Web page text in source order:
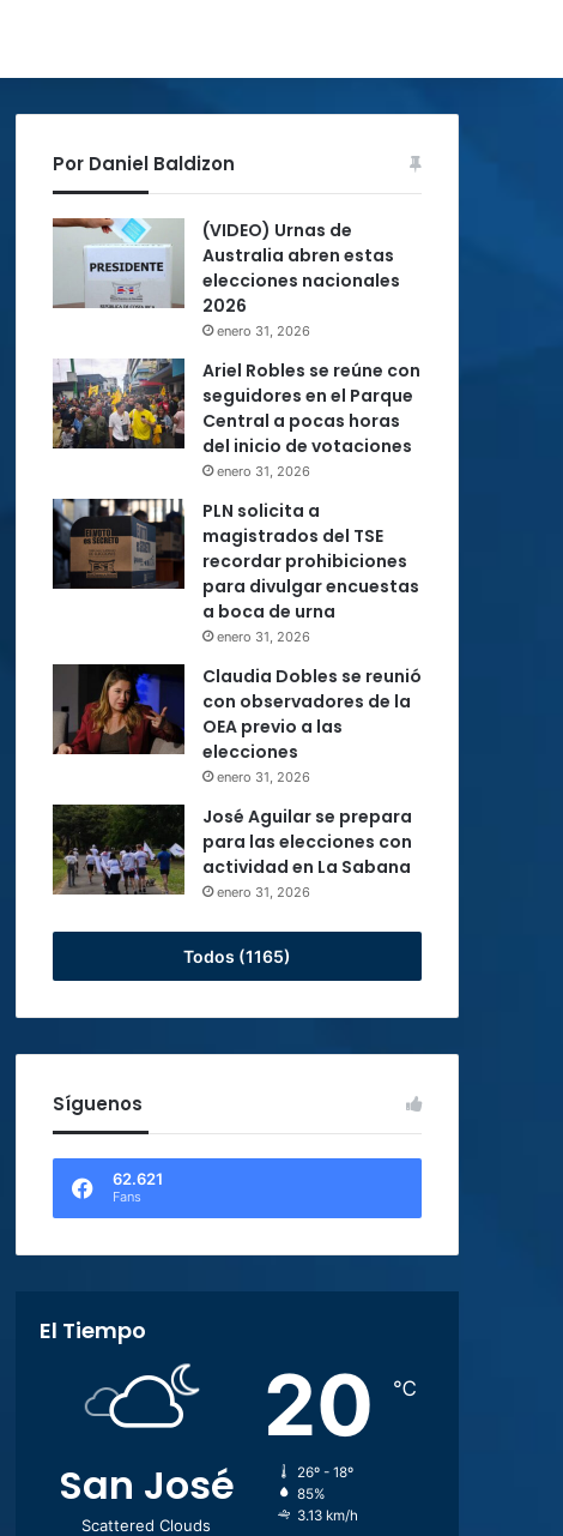
Por Daniel Baldizon
(VIDEO) Urnas de
Australia abren estas
elecciones nacionales
2026
enero 31, 2026
Ariel Robles se reúne con
seguidores en el Parque
Central a pocas horas
del inicio de votaciones
enero 31, 2026
PLN solicita a
magistrados del TSE
recordar prohibiciones
para divulgar encuestas
a boca de urna
enero 31, 2026
Claudia Dobles se reunió
con observadores de la
OEA previo a las
elecciones
enero 31, 2026
José Aguilar se prepara
para las elecciones con
actividad en La Sabana
enero 31, 2026
Todos (1165)
Síguenos
62.621
Fans
El Tiempo
San José
Scattered Clouds
20 ℃
26º - 18º
85%
3.13 km/h